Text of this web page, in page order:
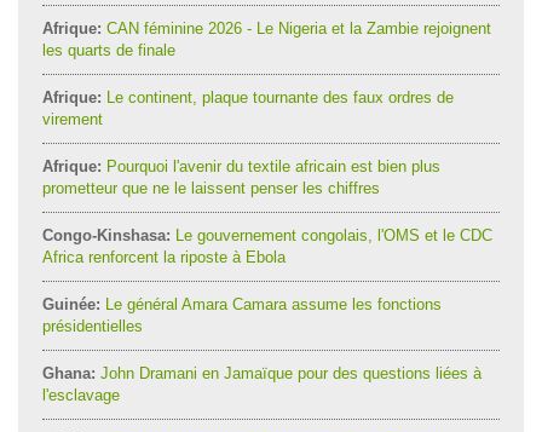
Afrique: CAN féminine 2026 - Le Nigeria et la Zambie rejoignent
les quarts de finale
Afrique: Le continent, plaque tournante des faux ordres de
virement
Afrique: Pourquoi l'avenir du textile africain est bien plus
prometteur que ne le laissent penser les chiffres
Congo-Kinshasa: Le gouvernement congolais, l'OMS et le CDC
Africa renforcent la riposte à Ebola
Guinée: Le général Amara Camara assume les fonctions
présidentielles
Ghana: John Dramani en Jamaïque pour des questions liées à
l'esclavage